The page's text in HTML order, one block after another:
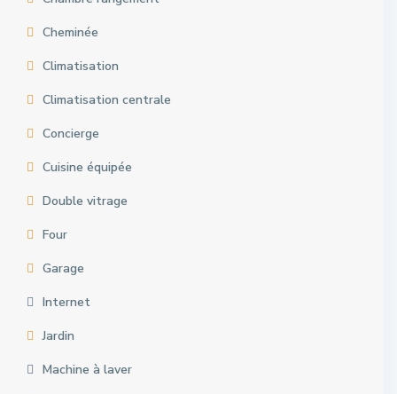
Cheminée
Climatisation
Climatisation centrale
Concierge
Cuisine équipée
Double vitrage
Four
Garage
Internet
Jardin
Machine à laver